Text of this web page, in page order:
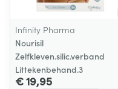
Infinity Pharma
Nourisil
Zelfkleven.silic.verband
Littekenbehand.3
€ 19,95